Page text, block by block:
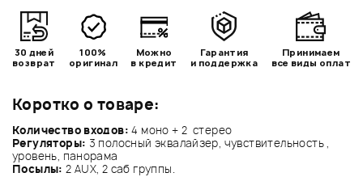
Коротко о товаре:
Количество входов: 4 моно + 2 стерео
Регуляторы: 3 полосный эквалайзер, чувствительность ,
уровень, панорама
Посылы: 2 AUX, 2 саб группы.
30 дней
возврат
100%
оригинал
Можно
в кредит
Гарантия
и поддержка
Принимаем
все виды оплат